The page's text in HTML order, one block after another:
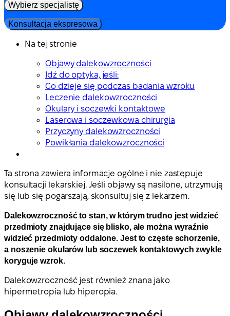
Wybierz specjalistę
Konsultacja ekspresowa
Na tej stronie
Objawy dalekowzroczności
Idź do optyka, jeśli:
Co dzieje się podczas badania wzroku
Leczenie dalekowzroczności
Okulary i soczewki kontaktowe
Laserowa i soczewkowa chirurgia
Przyczyny dalekowzroczności
Powikłania dalekowzroczności
Ta strona zawiera informacje ogólne i nie zastępuje
konsultacji lekarskiej. Jeśli objawy są nasilone, utrzymują
się lub się pogarszają, skonsultuj się z lekarzem.
Dalekowzroczność to stan, w którym trudno jest widzieć
przedmioty znajdujące się blisko, ale można wyraźnie
widzieć przedmioty oddalone. Jest to częste schorzenie,
a noszenie okularów lub soczewek kontaktowych zwykle
koryguje wzrok.
Dalekowzroczność jest również znana jako
hipermetropia lub hiperopia.